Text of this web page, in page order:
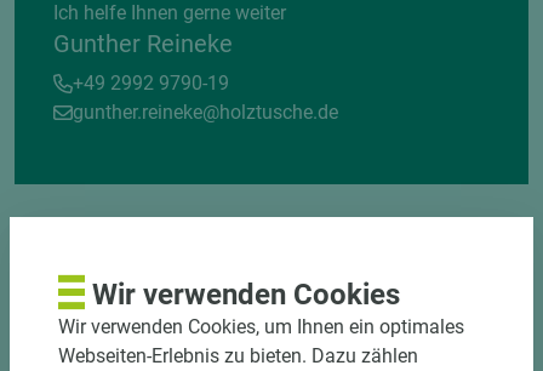
Ich helfe Ihnen gerne weiter
Gunther Reineke
+49 2992 9790-19
gunther.reineke@holztusche.de
DOWNLOADS
Wir verwenden Cookies
Wir verwenden Cookies, um Ihnen ein optimales
Webseiten-Erlebnis zu bieten. Dazu zählen